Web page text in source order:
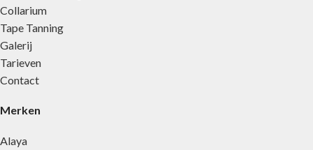
Collarium
Tape Tanning
Galerij
Tarieven
Contact
Merken
Alaya